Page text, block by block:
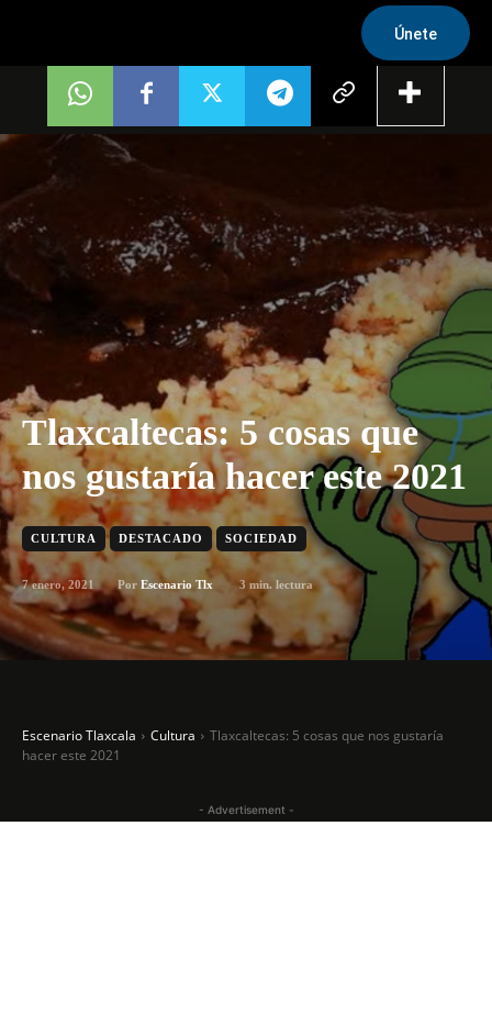
Únete
Tlaxcaltecas: 5 cosas que
nos gustaría hacer este 2021
CULTURA DESTACADO SOCIEDAD
7 enero, 2021 Por Escenario Tlx 3 min. lectura
Escenario Tlaxcala Cultura
Tlaxcaltecas: 5 cosas que nos gustaría
hacer este 2021
- Advertisement -